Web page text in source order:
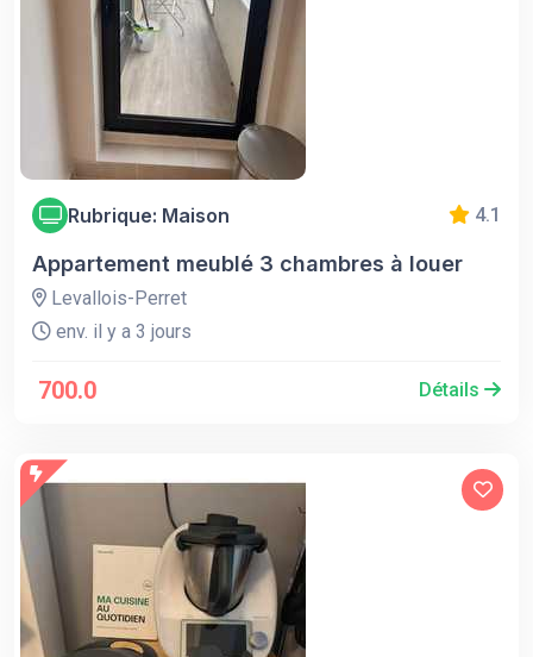
Rubrique: Maison 4.1
Appartement meublé 3 chambres à louer
Levallois-Perret
env. il y a 3 jours
700.0 Détails